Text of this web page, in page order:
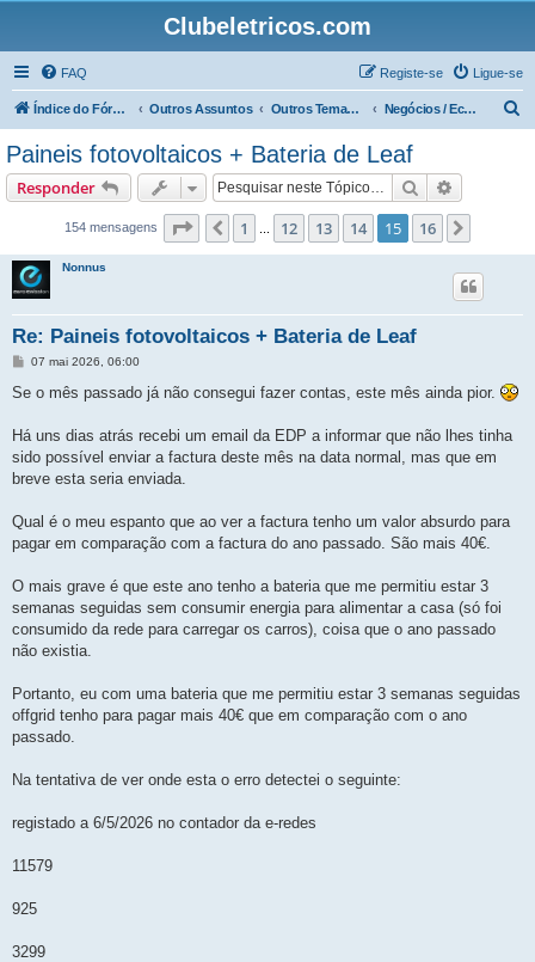
Clubeletricos.com
FAQ Ligue-se
Registe-se
Índice do Fórum Outros Assuntos Outros Temas não relacionados com o VeÍculos Elétricos Negócios / Economia e Política
Paineis fotovoltaicos + Bateria de Leaf
Responder Pesquisar
154 mensagens Página 15de16
Anterior
1 12 13 14 15 16
Nonnus
Re: Paineis fotovoltaicos + Bateria de Leaf
M
n
g
m
07 mai 2026, 06:00
Se o mês passado já não consegui fazer contas, este mês ainda pior.
Há uns dias atrás recebi um email da EDP a informar que não lhes tinha
sido possível enviar a factura deste mês na data normal, mas que em
breve esta seria enviada.
Qual é o meu espanto que ao ver a factura tenho um valor absurdo para
pagar em comparação com a factura do ano passado. São mais 40€.
O mais grave é que este ano tenho a bateria que me permitiu estar 3
semanas seguidas sem consumir energia para alimentar a casa (só foi
consumido da rede para carregar os carros), coisa que o ano passado
não existia.
Portanto, eu com uma bateria que me permitiu estar 3 semanas seguidas
offgrid tenho para pagar mais 40€ que em comparação com o ano
passado.
Na tentativa de ver onde esta o erro detectei o seguinte:
registado a 6/5/2026 no contador da e-redes
11579
925
3299